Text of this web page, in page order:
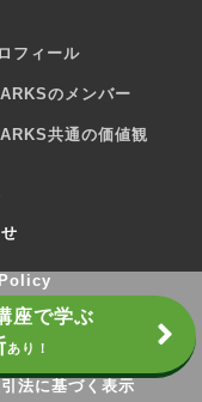
フィール
のメンバー
共通の価値観
ター養成スクール
法に基づく表示
座で学ぶ
あり！